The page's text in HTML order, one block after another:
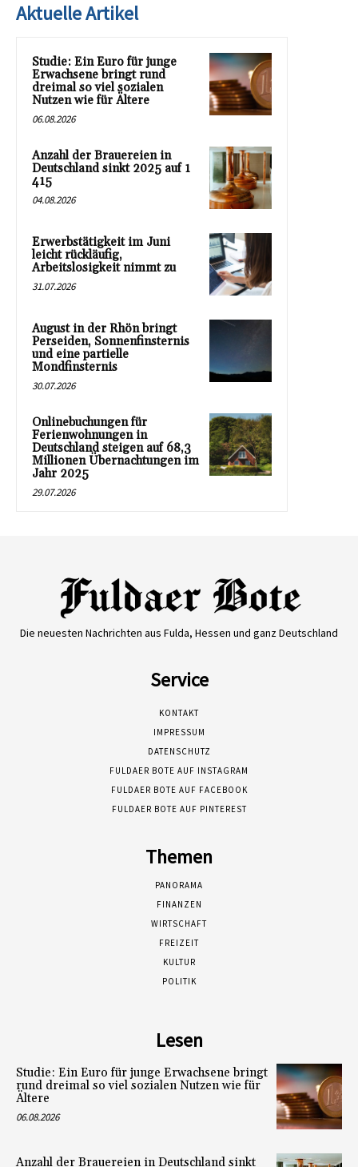
Aktuelle Artikel
Studie: Ein Euro für junge
Erwachsene bringt rund
dreimal so viel sozialen
Nutzen wie für Ältere
06.08.2026
Anzahl der Brauereien in
Deutschland sinkt 2025 auf 1
415
04.08.2026
Erwerbstätigkeit im Juni
leicht rückläufig,
Arbeitslosigkeit nimmt zu
31.07.2026
August in der Rhön bringt
Perseiden, Sonnenfinsternis
und eine partielle
Mondfinsternis
30.07.2026
Onlinebuchungen für
Ferienwohnungen in
Deutschland steigen auf 68,3
Millionen Übernachtungen im
Jahr 2025
29.07.2026
Die neuesten Nachrichten aus Fulda, Hessen und ganz Deutschland
Service
KONTAKT
IMPRESSUM
DATENSCHUTZ
FULDAER BOTE AUF INSTAGRAM
FULDAER BOTE AUF FACEBOOK
FULDAER BOTE AUF PINTEREST
Themen
PANORAMA
FINANZEN
WIRTSCHAFT
FREIZEIT
KULTUR
POLITIK
Lesen
Studie: Ein Euro für junge Erwachsene bringt
rund dreimal so viel sozialen Nutzen wie für
Ältere
06.08.2026
Anzahl der Brauereien in Deutschland sinkt